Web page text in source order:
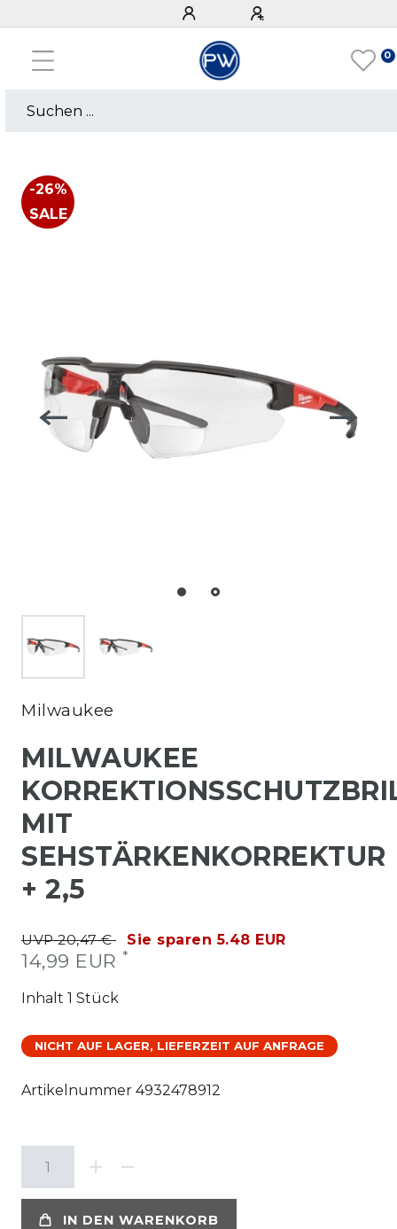
0
-26%
SALE
Milwaukee
MILWAUKEE
MIT
SEHSTÄRKENKORREKTUR
+ 2,5
UVP 20,47 € Sie sparen 5.48 EUR
14,99 EUR *
Inhalt 1 Stück
NICHT AUF LAGER, LIEFERZEIT AUF ANFRAGE
Artikelnummer 4932478912
IN DEN WARENKORB